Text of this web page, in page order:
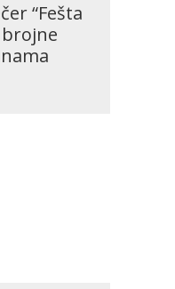
“Fešta